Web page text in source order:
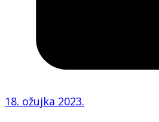
18. ožujka 2023.